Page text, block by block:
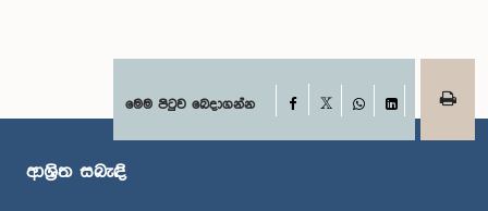
ප.ව. 1:10 - ප.ව. 1:21මෙම පිටුව බෙදාගන්න Facebook
WhatsApp
LinkedIn
ආශ්‍රිත සබැඳි